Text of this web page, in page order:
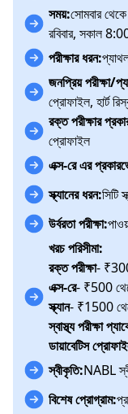
সময়:সোমবার
রবিবার, সকাল
পরীক্ষার ধরন:
জনপ্রিয় পরীক্ষা/
প্রোফাইল, হার্ট
রক্ত পরীক্ষার
প্রোফাইল
এক্স-রে এর
স্ক্যানের ধরন:সিটি
উর্বরতা পরীক্ষা:
খরচ পরিসীমা:
রক্ত পরীক্ষা-
এক্স-রে- ₹500
স্ক্যান- ₹1500
স্বাস্থ্য পরীক্ষা
ডায়াবেটিস
স্বীকৃতি:NABL
বিশেষ প্রোগ্রাম: